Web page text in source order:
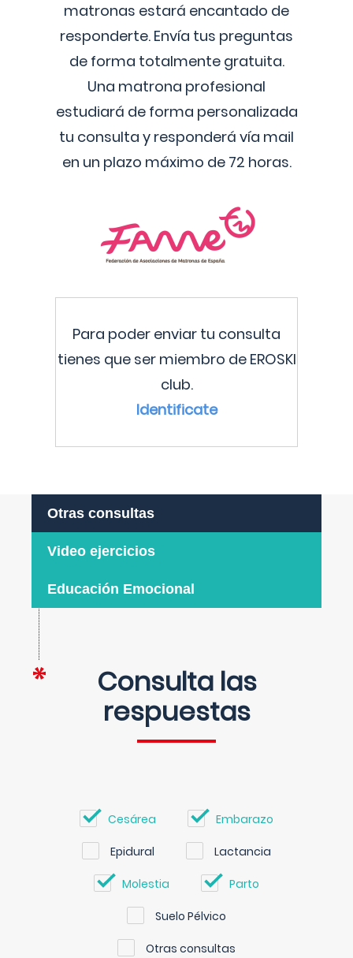
matronas estará encantado de
responderte. Envía tus preguntas
de forma totalmente gratuita.
Una matrona profesional
estudiará de forma personalizada
tu consulta y responderá vía mail
en un plazo máximo de 72 horas.
Para poder enviar tu consulta
tienes que ser miembro de EROSKI
club.
Identificate
Otras consultas
Video ejercicios
Educación Emocional
Consulta las
respuestas
Cesárea Embarazo
Epidural Lactancia
Molestia Parto
Suelo Pélvico
Otras consultas